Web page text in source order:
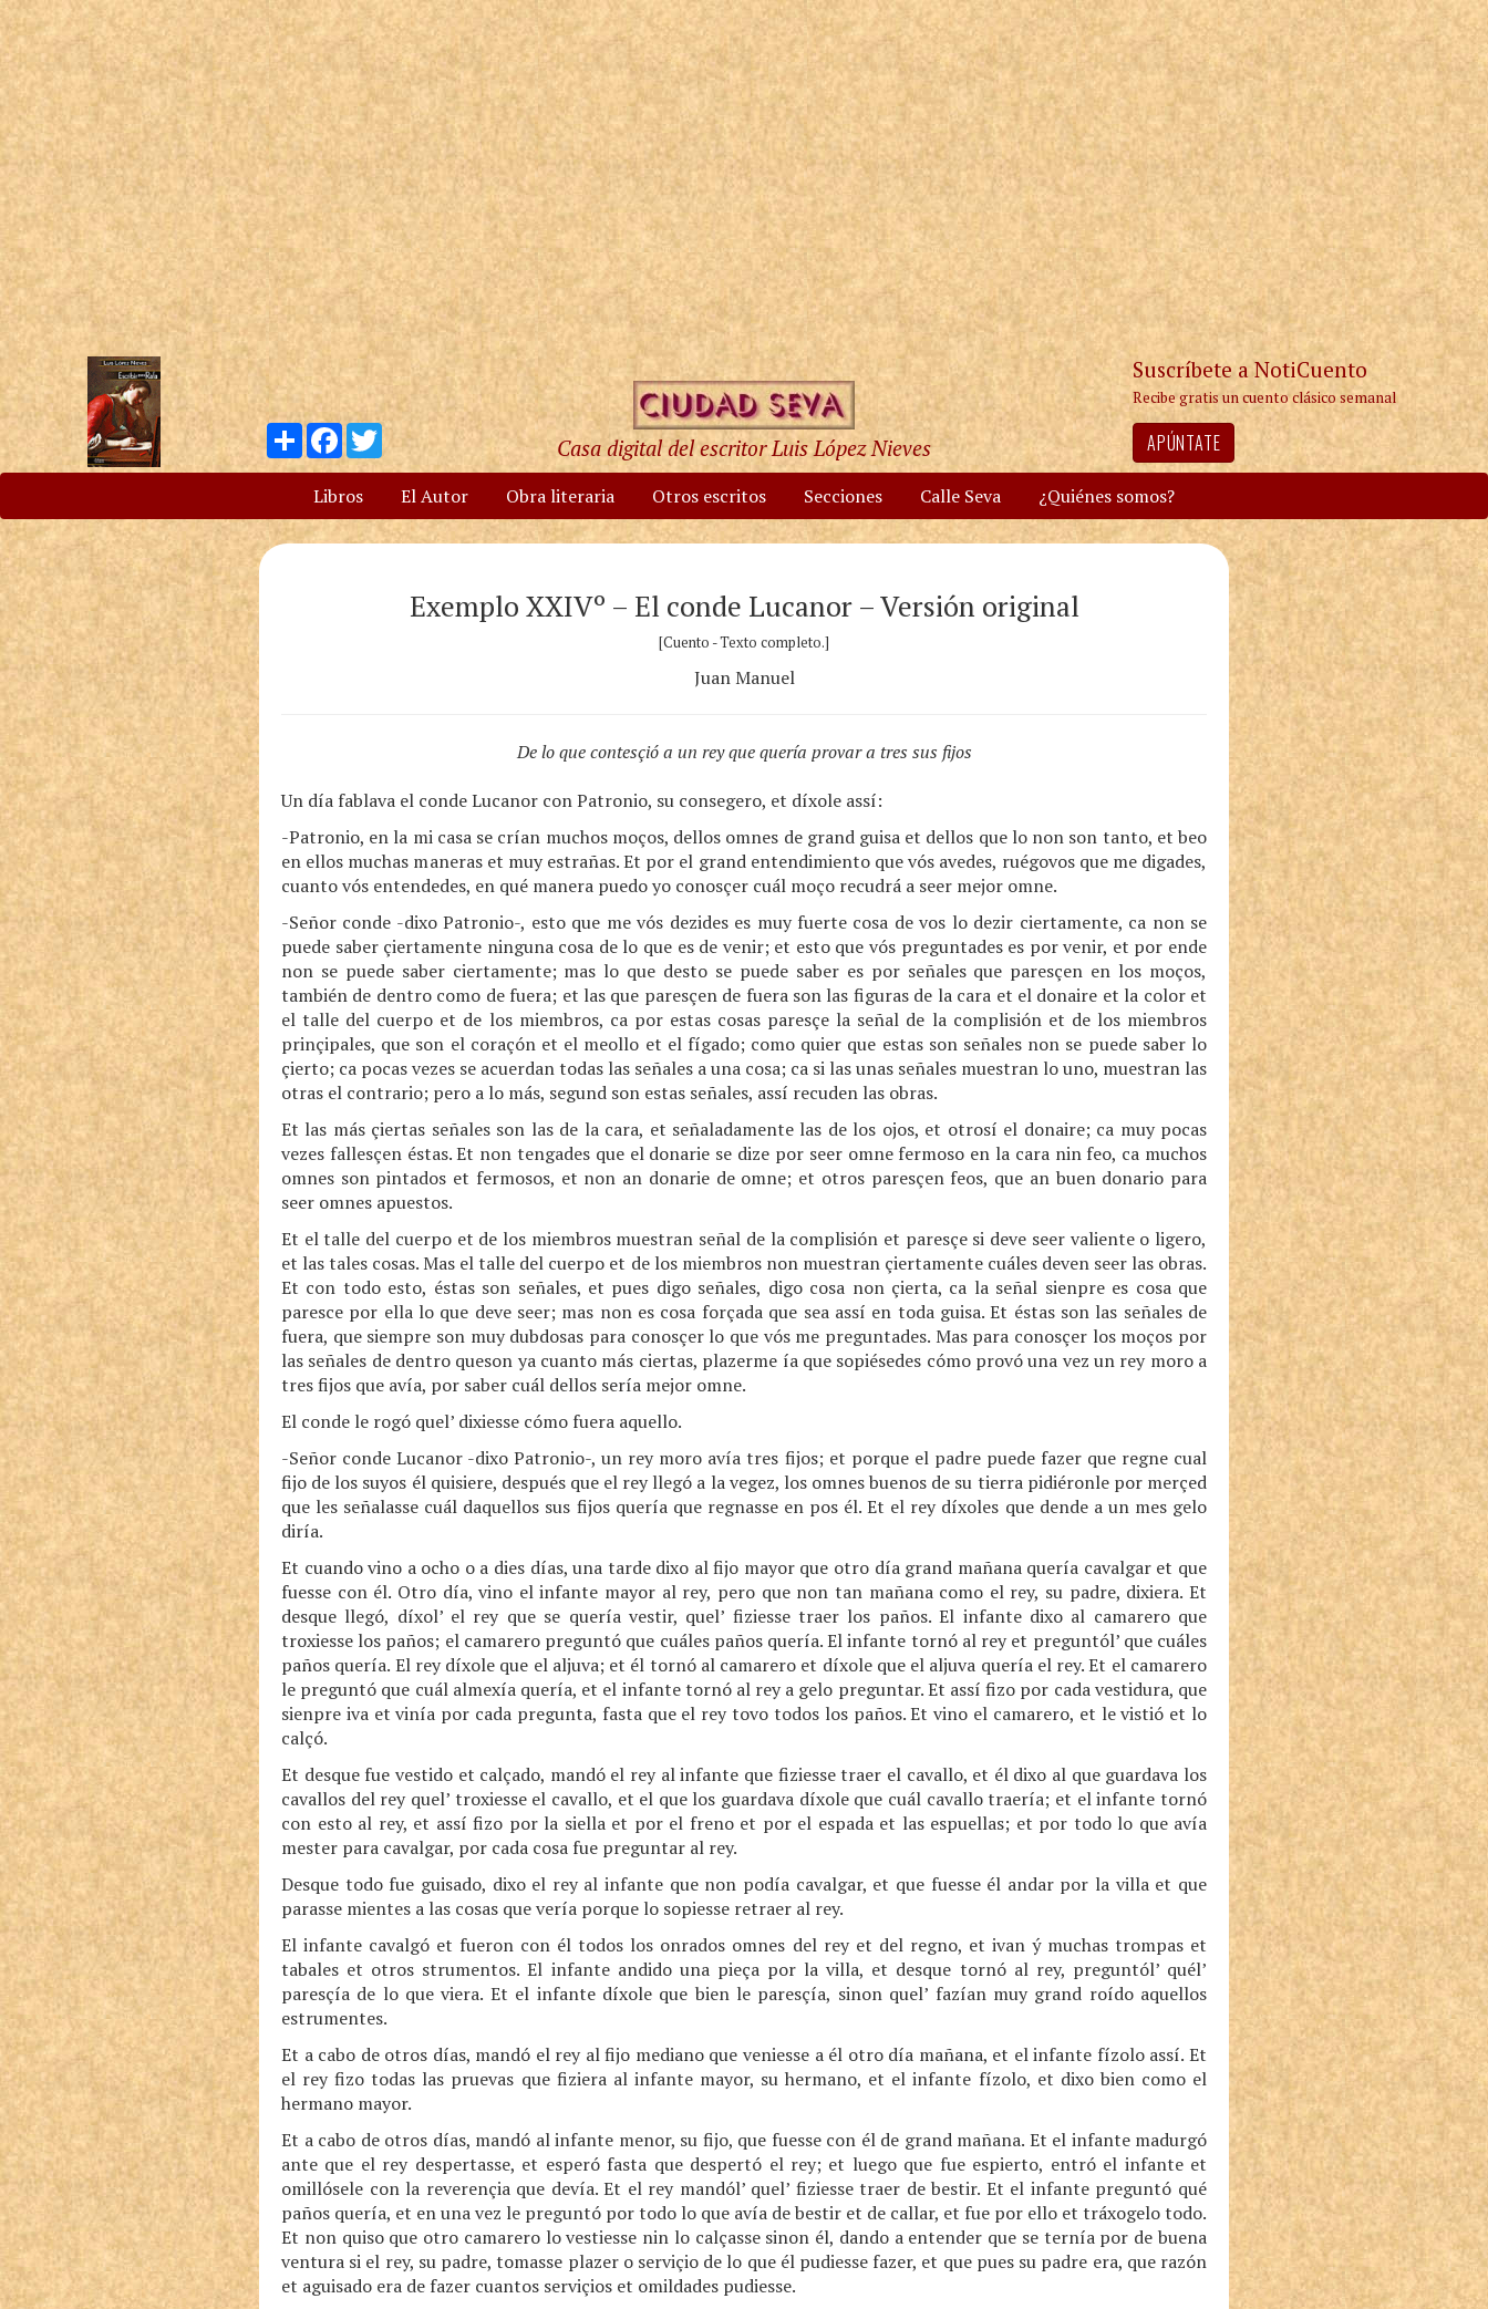
Compartir
Facebook
Twitter
Casa digital del escritor Luis López Nieves
Suscríbete a NotiCuento
Recibe gratis un cuento clásico semanal
APÚNTATE
Libros El Autor Obra literaria Otros escritos Secciones Calle Seva ¿Quiénes somos?
Exemplo XXIVº – El conde Lucanor – Versión original
[Cuento - Texto completo.]
Juan Manuel
De lo que contesçió a un rey que quería provar a tres sus fijos
Un día fablava el conde Lucanor con Patronio, su consegero, et díxole assí:
-Patronio, en la mi casa se crían muchos moços, dellos omnes de grand guisa et dellos que lo non son tanto, et beo
en ellos muchas maneras et muy estrañas. Et por el grand entendimiento que vós avedes, ruégovos que me digades,
cuanto vós entendedes, en qué manera puedo yo conosçer cuál moço recudrá a seer mejor omne.
-Señor conde -dixo Patronio-, esto que me vós dezides es muy fuerte cosa de vos lo dezir ciertamente, ca non se
puede saber çiertamente ninguna cosa de lo que es de venir; et esto que vós preguntades es por venir, et por ende
non se puede saber ciertamente; mas lo que desto se puede saber es por señales que paresçen en los moços,
también de dentro como de fuera; et las que paresçen de fuera son las figuras de la cara et el donaire et la color et
el talle del cuerpo et de los miembros, ca por estas cosas paresçe la señal de la complisión et de los miembros
prinçipales, que son el coraçón et el meollo et el fígado; como quier que estas son señales non se puede saber lo
çierto; ca pocas vezes se acuerdan todas las señales a una cosa; ca si las unas señales muestran lo uno, muestran las
otras el contrario; pero a lo más, segund son estas señales, assí recuden las obras.
Et las más çiertas señales son las de la cara, et señaladamente las de los ojos, et otrosí el donaire; ca muy pocas
vezes fallesçen éstas. Et non tengades que el donarie se dize por seer omne fermoso en la cara nin feo, ca muchos
omnes son pintados et fermosos, et non an donarie de omne; et otros paresçen feos, que an buen donario para
seer omnes apuestos.
Et el talle del cuerpo et de los miembros muestran señal de la complisión et paresçe si deve seer valiente o ligero,
et las tales cosas. Mas el talle del cuerpo et de los miembros non muestran çiertamente cuáles deven seer las obras.
Et con todo esto, éstas son señales, et pues digo señales, digo cosa non çierta, ca la señal sienpre es cosa que
paresce por ella lo que deve seer; mas non es cosa forçada que sea assí en toda guisa. Et éstas son las señales de
fuera, que siempre son muy dubdosas para conosçer lo que vós me preguntades. Mas para conosçer los moços por
las señales de dentro queson ya cuanto más ciertas, plazerme ía que sopiésedes cómo provó una vez un rey moro a
tres fijos que avía, por saber cuál dellos sería mejor omne.
El conde le rogó quel’ dixiesse cómo fuera aquello.
-Señor conde Lucanor -dixo Patronio-, un rey moro avía tres fijos; et porque el padre puede fazer que regne cual
fijo de los suyos él quisiere, después que el rey llegó a la vegez, los omnes buenos de su tierra pidiéronle por merçed
que les señalasse cuál daquellos sus fijos quería que regnasse en pos él. Et el rey díxoles que dende a un mes gelo
diría.
Et cuando vino a ocho o a dies días, una tarde dixo al fijo mayor que otro día grand mañana quería cavalgar et que
fuesse con él. Otro día, vino el infante mayor al rey, pero que non tan mañana como el rey, su padre, dixiera. Et
desque llegó, díxol’ el rey que se quería vestir, quel’ fiziesse traer los paños. El infante dixo al camarero que
troxiesse los paños; el camarero preguntó que cuáles paños quería. El infante tornó al rey et preguntól’ que cuáles
paños quería. El rey díxole que el aljuva; et él tornó al camarero et díxole que el aljuva quería el rey. Et el camarero
le preguntó que cuál almexía quería, et el infante tornó al rey a gelo preguntar. Et assí fizo por cada vestidura, que
sienpre iva et vinía por cada pregunta, fasta que el rey tovo todos los paños. Et vino el camarero, et le vistió et lo
calçó.
Et desque fue vestido et calçado, mandó el rey al infante que fiziesse traer el cavallo, et él dixo al que guardava los
cavallos del rey quel’ troxiesse el cavallo, et el que los guardava díxole que cuál cavallo traería; et el infante tornó
con esto al rey, et assí fizo por la siella et por el freno et por el espada et las espuellas; et por todo lo que avía
mester para cavalgar, por cada cosa fue preguntar al rey.
Desque todo fue guisado, dixo el rey al infante que non podía cavalgar, et que fuesse él andar por la villa et que
parasse mientes a las cosas que vería porque lo sopiesse retraer al rey.
El infante cavalgó et fueron con él todos los onrados omnes del rey et del regno, et ivan ý muchas trompas et
tabales et otros strumentos. El infante andido una pieça por la villa, et desque tornó al rey, preguntól’ quél’
paresçía de lo que viera. Et el infante díxole que bien le paresçía, sinon quel’ fazían muy grand roído aquellos
estrumentes.
Et a cabo de otros días, mandó el rey al fijo mediano que veniesse a él otro día mañana, et el infante fízolo assí. Et
el rey fizo todas las pruevas que fiziera al infante mayor, su hermano, et el infante fízolo, et dixo bien como el
hermano mayor.
Et a cabo de otros días, mandó al infante menor, su fijo, que fuesse con él de grand mañana. Et el infante madurgó
ante que el rey despertasse, et esperó fasta que despertó el rey; et luego que fue espierto, entró el infante et
omillósele con la reverençia que devía. Et el rey mandól’ quel’ fiziesse traer de bestir. Et el infante preguntó qué
paños quería, et en una vez le preguntó por todo lo que avía de bestir et de callar, et fue por ello et tráxogelo todo.
Et non quiso que otro camarero lo vestiesse nin lo calçasse sinon él, dando a entender que se ternía por de buena
ventura si el rey, su padre, tomasse plazer o serviçio de lo que él pudiesse fazer, et que pues su padre era, que razón
et aguisado era de fazer cuantos serviçios et omildades pudiesse.